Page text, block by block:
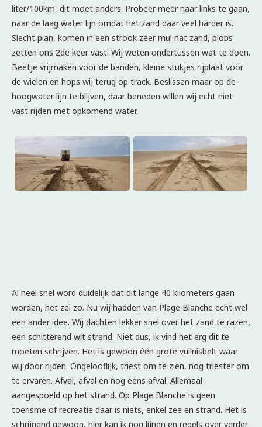
liter/100km, dit moet anders. Probeer meer naar links te gaan,
naar de laag water lijn omdat het zand daar veel harder is.
Slecht plan, komen in een strook zeer mul nat zand, plops
zetten ons 2de keer vast. Wij weten ondertussen wat te doen.
Beetje vrijmaken voor de banden, kleine stukjes rijplaat voor
de wielen en hops wij terug op track. Beslissen maar op de
hoogwater lijn te blijven, daar beneden willen wij echt niet
vast rijden met opkomend water.
Al heel snel word duidelijk dat dit lange 40 kilometers gaan
worden, het zei zo. Nu wij hadden van Plage Blanche echt wel
een ander idee. Wij dachten lekker snel over het zand te razen,
een schitterend wit strand. Niet dus, ik vind het erg dit te
moeten schrijven. Het is gewoon één grote vuilnisbelt waar
wij door rijden. Ongelooflijk, triest om te zien, nog triester om
te ervaren. Afval, afval en nog eens afval. Allemaal
aangespoeld op het strand. Op Plage Blanche is geen
toerisme of recreatie daar is niets, enkel zee en strand. Het is
schrijnend gewoon, hier kan ik nog lijnen en regels over verder